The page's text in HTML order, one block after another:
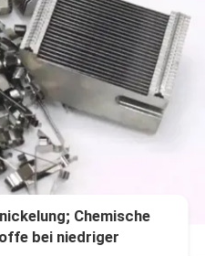
Chemische
bei niedriger